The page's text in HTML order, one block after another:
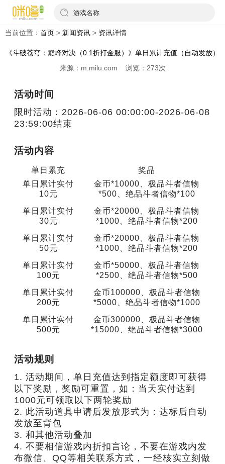
游戏名称
当前位置： 首页 > 新闻资讯 > 资讯详情
《斗破苍穹：巅峰对决（0.1折打金服）》单日累计充值（自动发放）
来源：m.milu.com 浏览：273次
活动时间
限时活动：2026-06-06 00:00:00-2026-06-08
23:59:00结束
活动内容
单日累充
奖品
单日累计实付
10元
金币*10000、极品斗者信物
*500、绝品斗者信物*100
单日累计实付
30元
金币*20000、极品斗者信物
*1000、绝品斗者信物*200
单日累计实付
50元
金币*20000、极品斗者信物
*1000、绝品斗者信物*200
单日累计实付
100元
金币*50000、极品斗者信物
*2500、绝品斗者信物*500
单日累计实付
200元
金币100000、极品斗者信物
*5000、绝品斗者信物*1000
单日累计实付
500元
金币300000、极品斗者信物
*15000、绝品斗者信物*3000
活动规则
1. 活动期间，单日充值达到指定额度即可获得
以下奖励，奖励可重置，如：当天实付达到
1000元可领取以下两轮奖励
2. 此活动道具申请后发放形式为：达标后自动
发放至背包
3. 和其他活动叠加
4. 不要相信游戏内折扣言论，不要在游戏内发
布微信、QQ等相关联系方式，一经核实立刻做